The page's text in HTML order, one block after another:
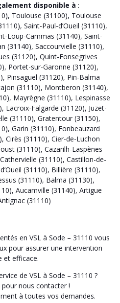
disponible à :
, Toulouse (31100), Toulouse
, Saint-Paul-d’Oueil (31110),
Loup-Cammas (31140), Saint-
(31140), Saccourvielle (31110),
(31120), Quint-Fonsegrives
, Portet-sur-Garonne (31120),
, Pinsaguel (31120), Pin-Balma
(31110), Montberon (31140),
, Mayrègne (31110), Lespinasse
, Lacroix-Falgarde (31120), Juzet-
(31110), Gratentour (31150),
, Garin (31110), Fonbeauzard
, Cirès (31110), Cier-de-Luchon
(31110), Cazarilh-Laspènes
Cathervielle (31110), Castillon-de-
(31110), Billière (31110),
(31110), Balma (31130),
, Aucamville (31140), Artigue
(31110)
en VSL à Sode – 31110 vous
pour assurer une intervention
et efficace.
de VSL à Sode – 31110 ?
pour nous contacter !
à toutes vos demandes.